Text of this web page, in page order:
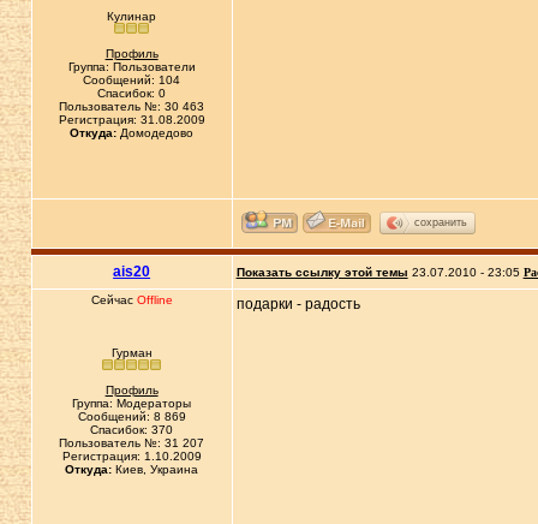
Кулинар
Профиль
Группа: Пользователи
Сообщений: 104
Спасибок: 0
Пользователь №: 30 463
Регистрация: 31.08.2009
Откуда: Домодедово
сохранить
ais20 Показать ссылку этой темы 23.07.2010 - 23:05
Сейчас Offline
Гурман
Профиль
Группа: Модераторы
Сообщений: 8 869
Спасибок: 370
Пользователь №: 31 207
Регистрация: 1.10.2009
Откуда: Киев, Украина
подарки - радость